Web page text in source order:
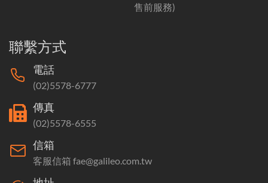
售前服務)
聯繫方式
電話
(02)5578-6777
傳真
(02)5578-6555
信箱
客服信箱 fae@galileo.com.tw